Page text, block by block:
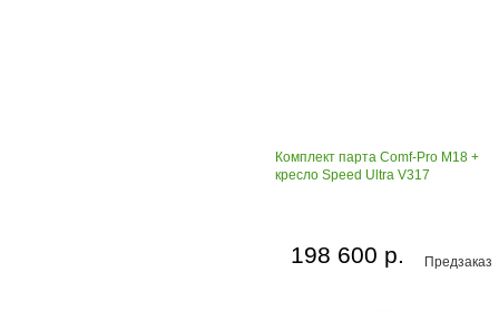
Комплект парта Comf-Pro M18 +
кресло Speed Ultra V317
Предзаказ
198 600 р.